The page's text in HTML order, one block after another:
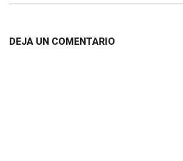
DEJA UN COMENTARIO